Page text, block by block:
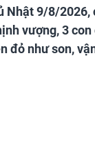
Nhật 9/8/2026,
vượng, 3
đỏ như son,